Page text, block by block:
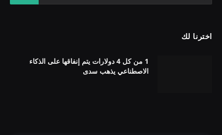
اخترنا لك
1 من كل 4 دولارات يتم إنفاقها على الذكاء
الاصطناعي يذهب سدى